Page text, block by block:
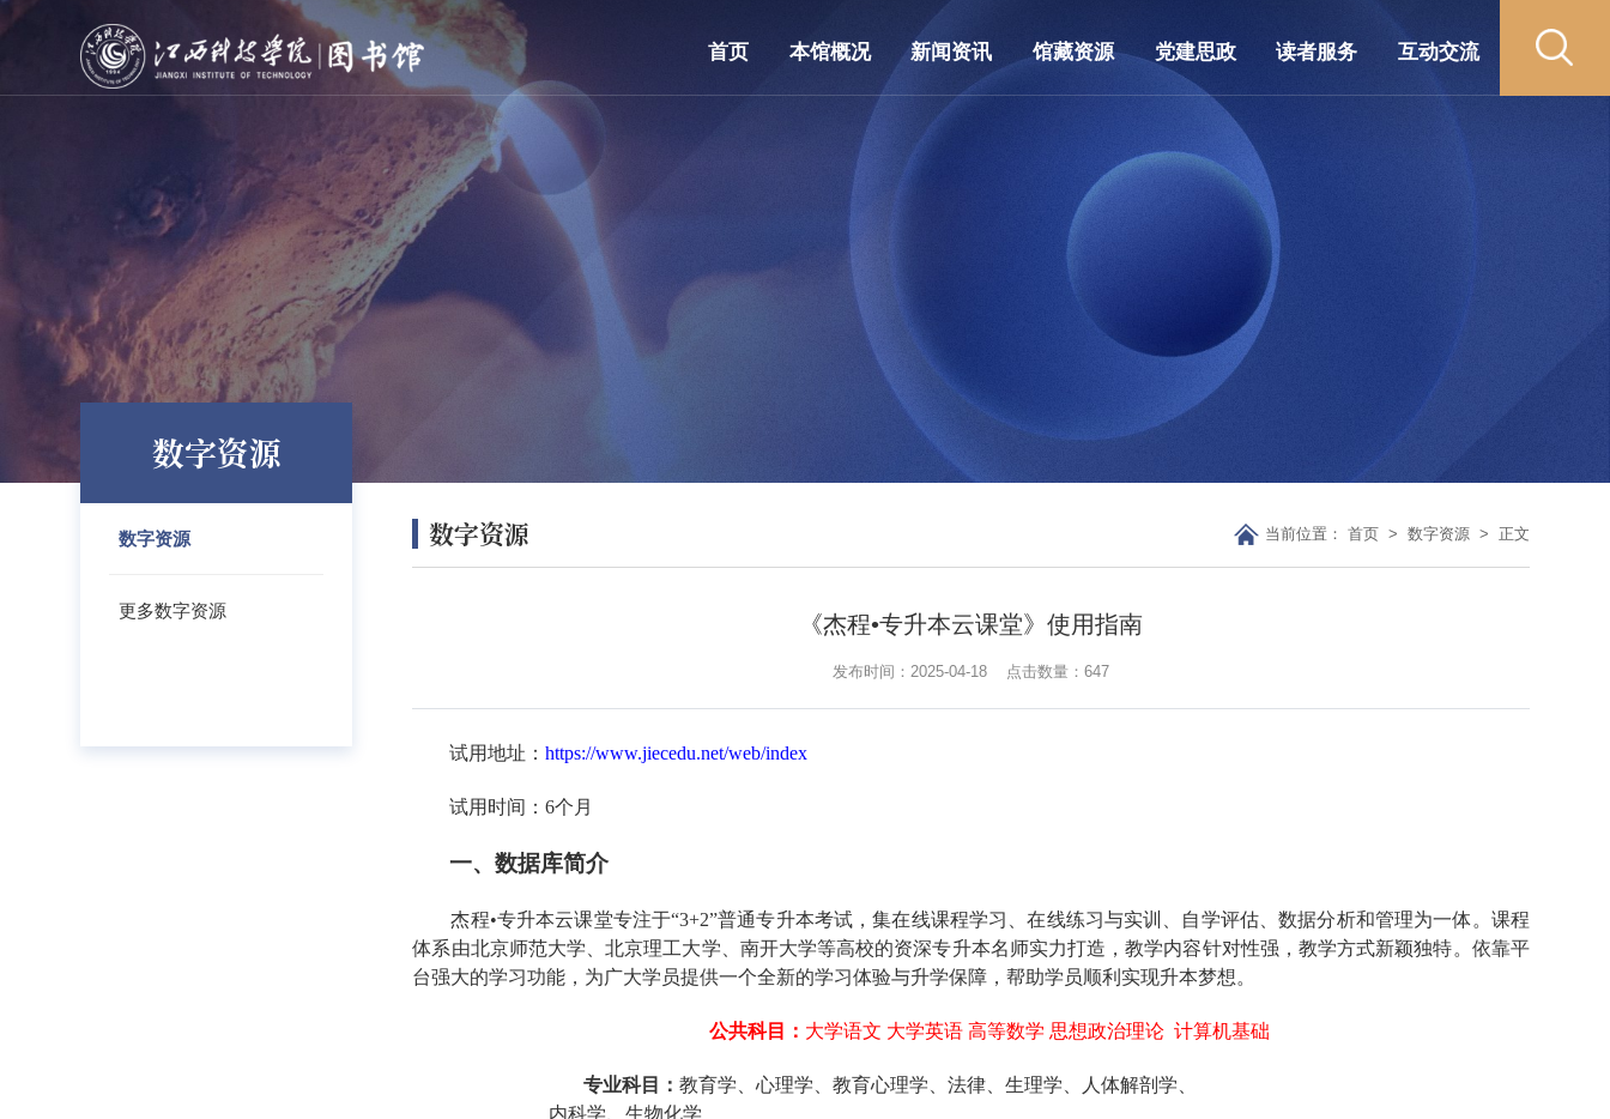
首页 本馆概况 新闻资讯 馆藏资源 党建思政 读者服务 互动交流
数字资源
数字资源
更多数字资源
数字资源 当前位置： 首页> 数字资源> 正文
《杰程•专升本云课堂》使用指南
发布时间：2025-04-18 点击数量：647
试用地址： https://www.jiecedu.net/web/index
试用时间： 6个月
一、数据库简介
杰程•专升本云课堂专注于“3+2”普通专升本考试，集在线课程学习、在线练习与实训、自学评估、数据分析和管理为一体。课程
体系由北京师范大学、北京理工大学、南开大学等高校的资深专升本名师实力打造，教学内容针对性强，教学方式新颖独特。依靠平
台强大的学习功能，为广大学员提供一个全新的学习体验与升学保障，帮助学员顺利实现升本梦想。
公共科目： 大学语文 大学英语 高等数学 思想政治理论 计算机基础
专业科目： 教育学、心理学、教育心理学、法律、生理学、人体解剖学、
内科学、生物化学